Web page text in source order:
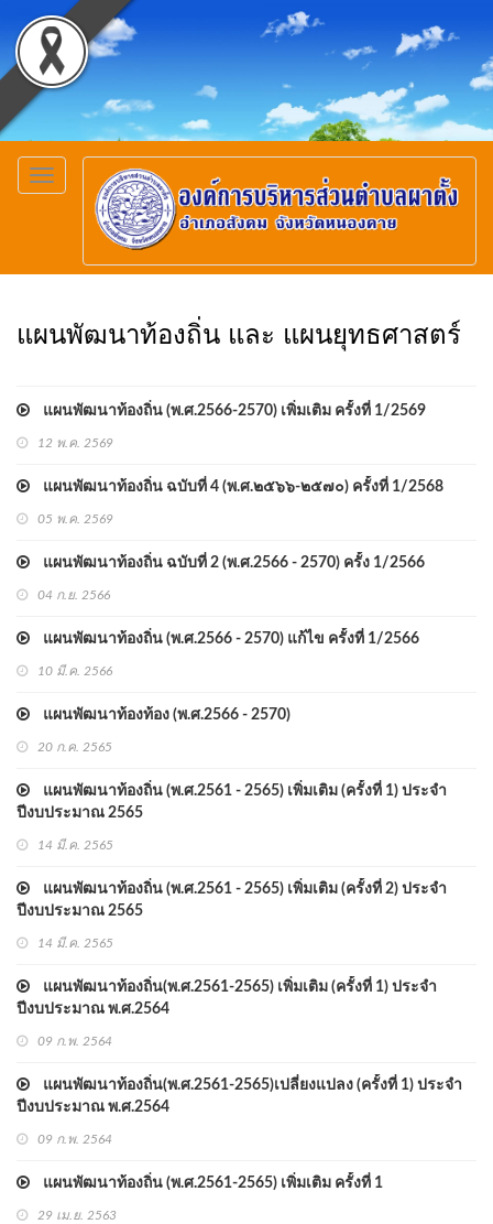
Toggle
navigation
แผนพัฒนาท้องถิ่น และ แผนยุทธศาสตร์
แผนพัฒนาท้องถิ่น (พ.ศ.2566-2570) เพิ่มเติม ครั้งที่ 1/2569
12 พ.ค. 2569
แผนพัฒนาท้องถิ่น ฉบับที่ 4 (พ.ศ.๒๕๖๖-๒๕๗๐) ครั้งที่ 1/2568
05 พ.ค. 2569
แผนพัฒนาท้องถิ่น ฉบับที่ 2 (พ.ศ.2566 - 2570) ครั้ง 1/2566
04 ก.ย. 2566
แผนพัฒนาท้องถิ่น (พ.ศ.2566 - 2570) แก้ไข ครั้งที่ 1/2566
10 มี.ค. 2566
แผนพัฒนาท้องท้อง (พ.ศ.2566 - 2570)
20 ก.ค. 2565
แผนพัฒนาท้องถิ่น (พ.ศ.2561 - 2565) เพิ่มเติม (ครั้งที่ 1) ประจำ
ปีงบประมาณ 2565
14 มี.ค. 2565
แผนพัฒนาท้องถิ่น (พ.ศ.2561 - 2565) เพิ่มเติม (ครั้งที่ 2) ประจำ
ปีงบประมาณ 2565
14 มี.ค. 2565
แผนพัฒนาท้องถิ่น(พ.ศ.2561-2565) เพิ่มเติม (ครั้งที่ 1) ประจำ
ปีงบประมาณ พ.ศ.2564
09 ก.พ. 2564
แผนพัฒนาท้องถิ่น(พ.ศ.2561-2565)เปลี่ยงแปลง (ครั้งที่ 1) ประจำ
ปีงบประมาณ พ.ศ.2564
09 ก.พ. 2564
แผนพัฒนาท้องถิ่น (พ.ศ.2561-2565) เพิ่มเติม ครั้งที่ 1
29 เม.ย. 2563